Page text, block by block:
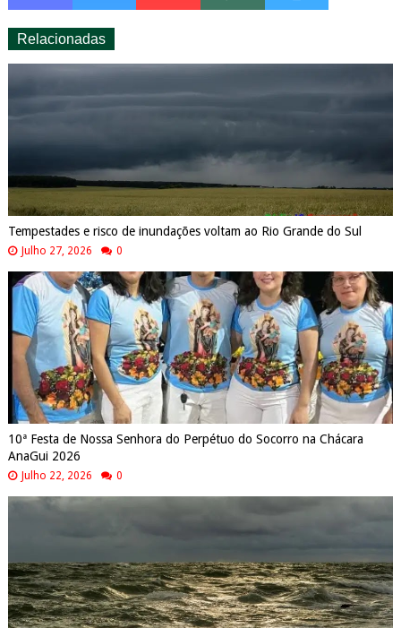
Relacionadas
Tempestades e risco de inundações voltam ao Rio Grande do Sul
Julho 27, 2026 0
10ª Festa de Nossa Senhora do Perpétuo do Socorro na Chácara
AnaGui 2026
Julho 22, 2026 0